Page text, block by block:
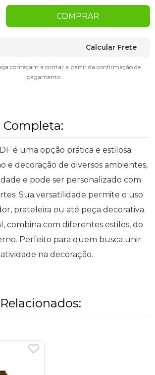
COMPRAR
Calcular Frete
começam a contar a partir da confirmação de
pagamento.
Completa:
é uma opção prática e estilosa
e decoração de diversos ambientes,
e pode ser personalizado com
Sua versatilidade permite o uso
prateleira ou até peça decorativa.
combina com diferentes estilos, do
Perfeito para quem busca unir
na decoração.
Relacionados: